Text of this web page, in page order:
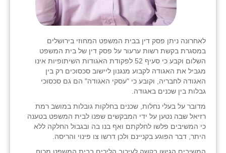
לאחרונה ניתן פסק דין בבית המשפט המחוזי בירושלים
במסגרת בקשת רשות ערעור על פסק דין של בית המשפט
השלום וקבע כי סעיף 52 לפקודת האגודות השיתופיות אינו
מגביל את האגודה לקבוע מנגנון ליישוב סכסוכים רק בין
האגודה לחבריה, וקובע כי "עסקי האגודה" הם גם סכסוכי
גבלות בין שכנים באגודה.
מדובר על בעלי נחלות, שכנים בחלקות גובלות במושב רמת
רזיאל שבה נטען על ידי המבקשים שפנו לבית המשפט בטענה
כי המשיבים פלשו לחלקתם ואף בנו בה ובגבול החלקה ללא
היתר, דבר הפוגע בקניינם ולכן דרשו צו פינוי והריסה.